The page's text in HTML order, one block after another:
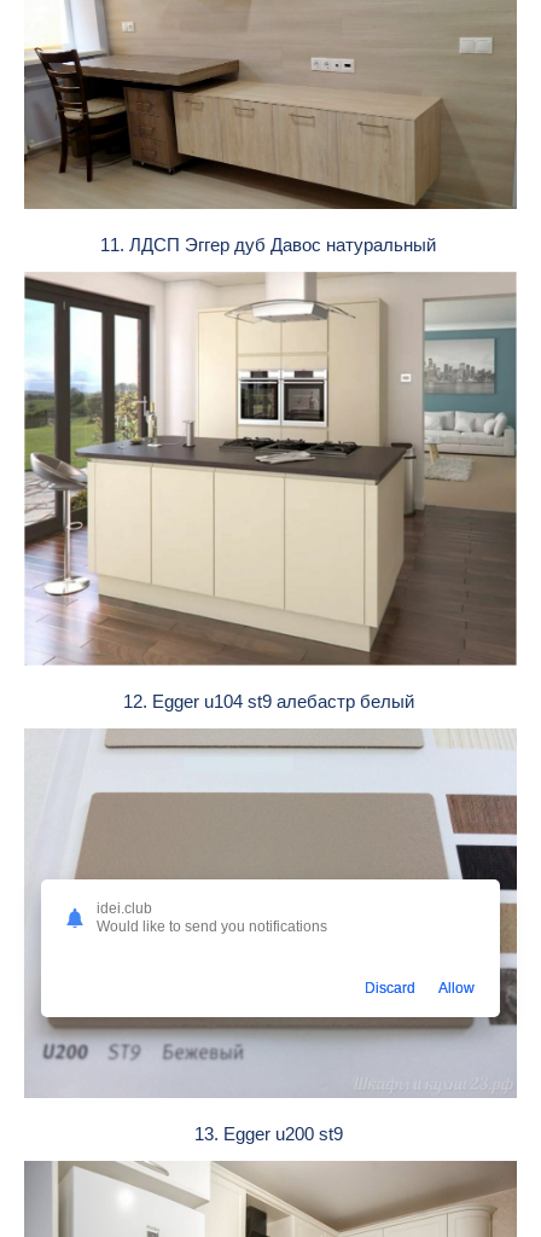
11. ЛДСП Эггер дуб Давос натуральный
12. Egger u104 st9 алебастр белый
13. Egger u200 st9
idei.club
Would like to send you notifications
Discard Allow